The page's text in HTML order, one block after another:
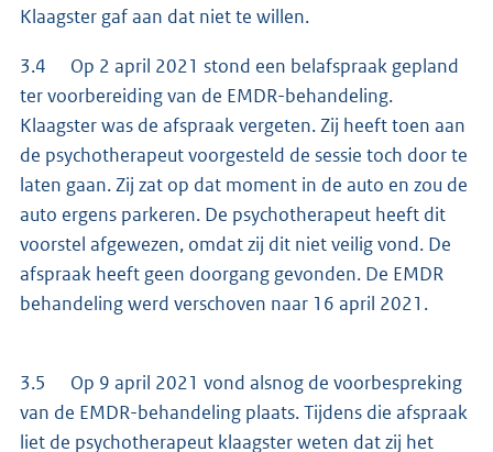
Klaagster gaf aan dat niet te willen.
3.4 Op 2 april 2021 stond een belafspraak gepland
ter voorbereiding van de EMDR-behandeling.
Klaagster was de afspraak vergeten. Zij heeft toen aan
de psychotherapeut voorgesteld de sessie toch door te
laten gaan. Zij zat op dat moment in de auto en zou de
auto ergens parkeren. De psychotherapeut heeft dit
voorstel afgewezen, omdat zij dit niet veilig vond. De
afspraak heeft geen doorgang gevonden. De EMDR
behandeling werd verschoven naar 16 april 2021.
3.5 Op 9 april 2021 vond alsnog de voorbespreking
van de EMDR-behandeling plaats. Tijdens die afspraak
liet de psychotherapeut klaagster weten dat zij het